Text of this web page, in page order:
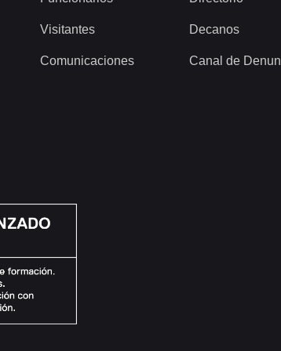
Visitantes
Comunicaciones
Decanos
Canal de